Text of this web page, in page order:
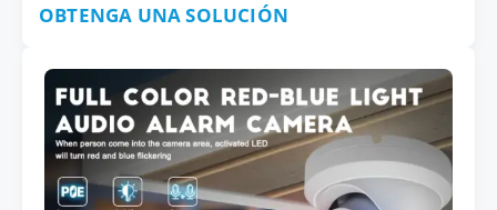
OBTENGA UNA SOLUCIÓN